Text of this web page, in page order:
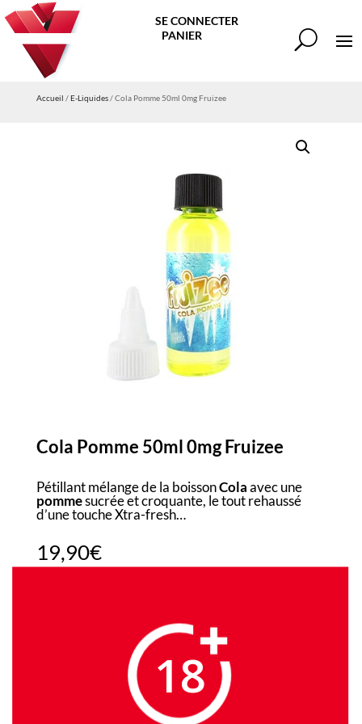
SE CONNECTER
PANIER
Accueil /E-Liquides/ Cola Pomme 50ml 0mg Fruizee
Cola Pomme 50ml 0mg Fruizee
Pétillant mélange de la boissonColaavec une
pommesucrée et croquante, le tout rehaussé
d’une touche Xtra-fresh…
19,90€
AJOUTER AU PANIER
E-Liquides Étiquettes :France
VG >50%
18